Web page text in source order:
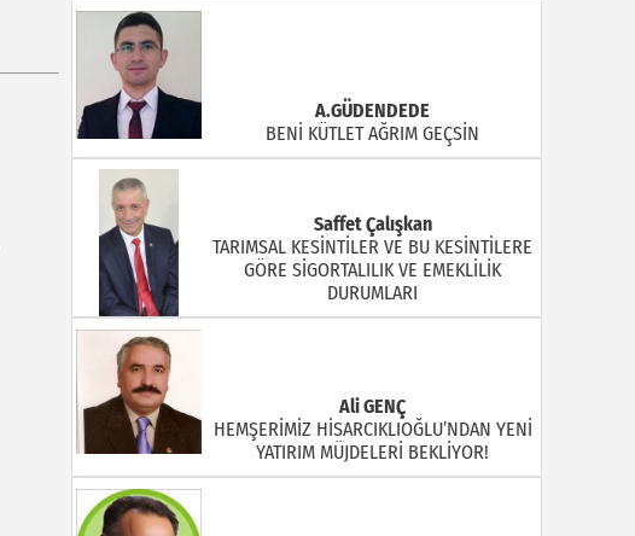
A.GÜDENDEDE
BENİ KÜTLET AĞRIM GEÇSİN
Saffet Çalışkan
TARIMSAL KESİNTİLER VE BU KESİNTİLERE
GÖRE SİGORTALILIK VE EMEKLİLİK
DURUMLARI
Ali GENÇ
HEMŞERİMİZ HİSARCIKLIOĞLU’NDAN YENİ
YATIRIM MÜJDELERİ BEKLİYOR!